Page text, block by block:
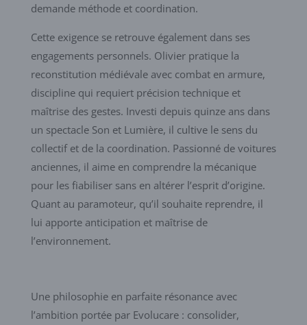
demande méthode et coordination.
Cette exigence se retrouve également dans ses
engagements personnels. Olivier pratique la
reconstitution médiévale avec combat en armure,
discipline qui requiert précision technique et
maîtrise des gestes. Investi depuis quinze ans dans
un spectacle Son et Lumière, il cultive le sens du
collectif et de la coordination. Passionné de voitures
anciennes, il aime en comprendre la mécanique
pour les fiabiliser sans en altérer l’esprit d’origine.
Quant au paramoteur, qu’il souhaite reprendre, il
lui apporte anticipation et maîtrise de
l’environnement.
Une philosophie en parfaite résonance avec
l’ambition portée par Evolucare : consolider,